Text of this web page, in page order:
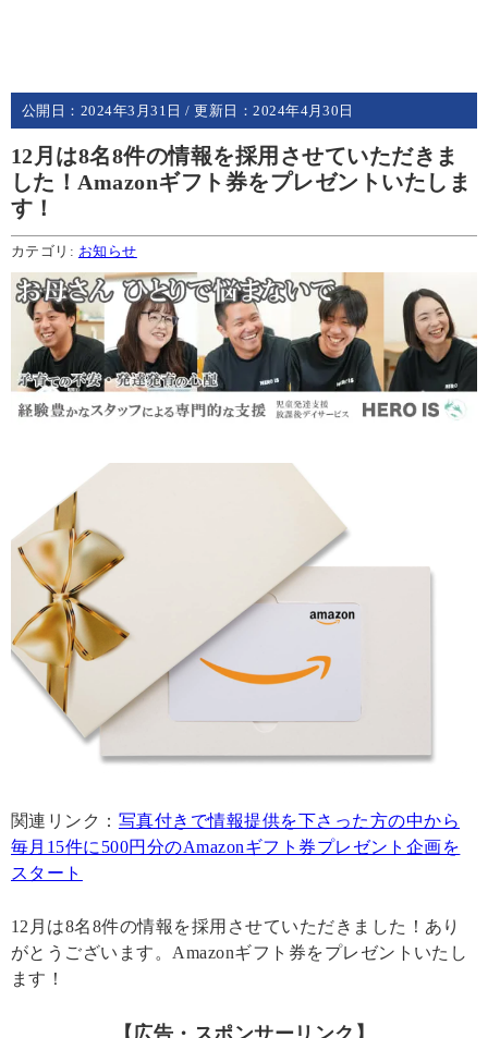
公開日： 2024年3月31日 / 更新日：2024年4月30日
12月は8名8件の情報を採用させていただきま
した！Amazonギフト券をプレゼントいたしま
す！
カテゴリ: お知らせ
関連リンク： 写真付きで情報提供を下さった方の中から
毎月15件に500円分のAmazonギフト券プレゼント企画を
スタート
12月は8名8件の情報を採用させていただきました！あり
がとうございます。Amazonギフト券をプレゼントいたし
ます！
【広告・スポンサーリンク】